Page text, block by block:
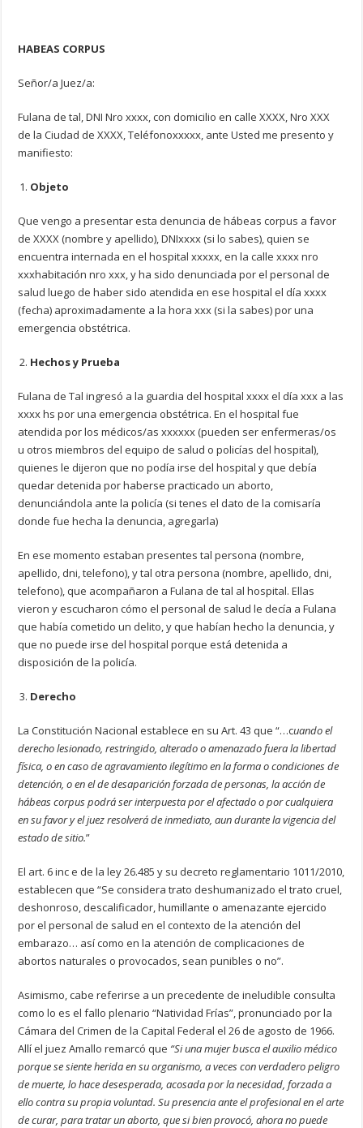
HABEAS CORPUS
Señor/a Juez/a:
Fulana de tal, DNI Nro xxxx, con domicilio en calle XXXX, Nro XXX
de la Ciudad de XXXX, Teléfonoxxxxx, ante Usted me presento y
manifiesto:
Objeto
Que vengo a presentar esta denuncia de hábeas corpus a favor
de XXXX (nombre y apellido), DNIxxxx (si lo sabes), quien se
encuentra internada en el hospital xxxxx, en la calle xxxx nro
xxxhabitación nro xxx, y ha sido denunciada por el personal de
salud luego de haber sido atendida en ese hospital el día xxxx
(fecha) aproximadamente a la hora xxx (si la sabes) por una
emergencia obstétrica.
Hechos y Prueba
Fulana de Tal ingresó a la guardia del hospital xxxx el día xxx a las
xxxx hs por una emergencia obstétrica. En el hospital fue
atendida por los médicos/as xxxxxx (pueden ser enfermeras/os
u otros miembros del equipo de salud o policías del hospital),
quienes le dijeron que no podía irse del hospital y que debía
quedar detenida por haberse practicado un aborto,
denunciándola ante la policía (si tenes el dato de la comisaría
donde fue hecha la denuncia, agregarla)
En ese momento estaban presentes tal persona (nombre,
apellido, dni, telefono), y tal otra persona (nombre, apellido, dni,
telefono), que acompañaron a Fulana de tal al hospital. Ellas
vieron y escucharon cómo el personal de salud le decía a Fulana
que había cometido un delito, y que habían hecho la denuncia, y
que no puede irse del hospital porque está detenida a
disposición de la policía.
Derecho
La Constitución Nacional establece en su Art. 43 que “…cuando el
derecho lesionado, restringido, alterado o amenazado fuera la libertad
física, o en caso de agravamiento ilegítimo en la forma o condiciones de
detención, o en el de desaparición forzada de personas, la acción de
hábeas corpus podrá ser interpuesta por el afectado o por cualquiera
en su favor y el juez resolverá de inmediato, aun durante la vigencia del
estado de sitio.”
El art. 6 inc e de la ley 26.485 y su decreto reglamentario 1011/2010,
establecen que “Se considera trato deshumanizado el trato cruel,
deshonroso, descalificador, humillante o amenazante ejercido
por el personal de salud en el contexto de la atención del
embarazo… así como en la atención de complicaciones de
abortos naturales o provocados, sean punibles o no”.
Asimismo, cabe referirse a un precedente de ineludible consulta
como lo es el fallo plenario “Natividad Frías”, pronunciado por la
Cámara del Crimen de la Capital Federal el 26 de agosto de 1966.
Allí el juez Amallo remarcó que “Si una mujer busca el auxilio médico
porque se siente herida en su organismo, a veces con verdadero peligro
de muerte, lo hace desesperada, acosada por la necesidad, forzada a
ello contra su propia voluntad. Su presencia ante el profesional en el arte
de curar, para tratar un aborto, que si bien provocó, ahora no puede